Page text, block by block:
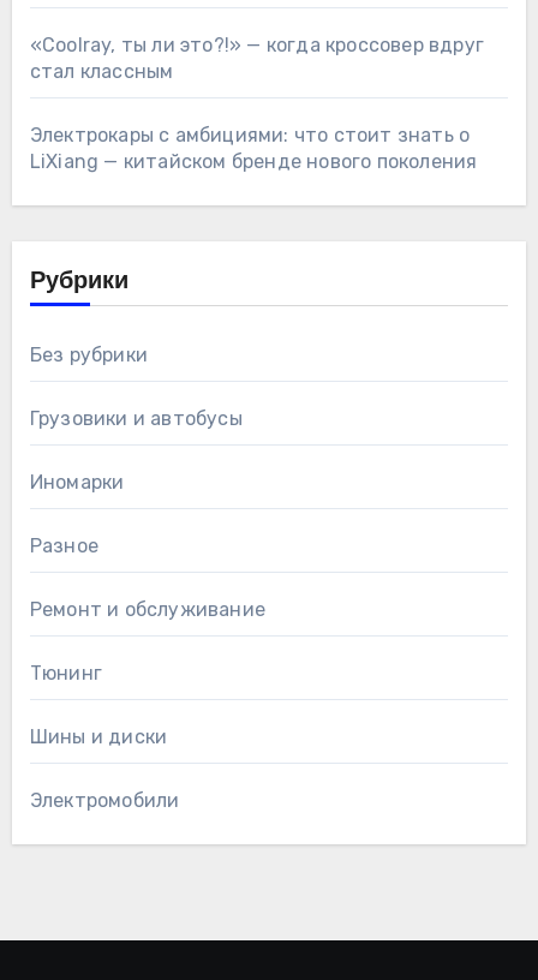
«Coolray, ты ли это?!» — когда кроссовер вдруг
стал классным
Электрокары с амбициями: что стоит знать о
LiXiang — китайском бренде нового поколения
Рубрики
Без рубрики
Грузовики и автобусы
Иномарки
Разное
Ремонт и обслуживание
Тюнинг
Шины и диски
Электромобили